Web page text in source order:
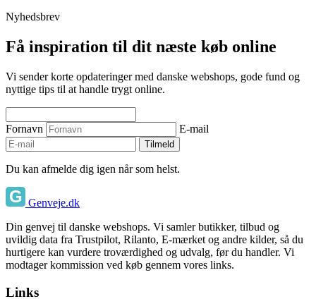
Nyhedsbrev
Få inspiration til dit næste køb online
Vi sender korte opdateringer med danske webshops, gode fund og
nyttige tips til at handle trygt online.
Fornavn E-mail
Tilmeld
Du kan afmelde dig igen når som helst.
Genveje.dk
Din genvej til danske webshops. Vi samler butikker, tilbud og
uvildig data fra Trustpilot, Rilanto, E-mærket og andre kilder, så du
hurtigere kan vurdere troværdighed og udvalg, før du handler. Vi
modtager kommission ved køb gennem vores links.
Links